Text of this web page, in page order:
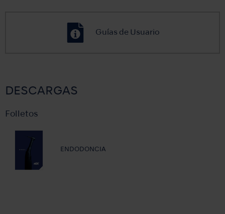
Guías de Usuario
DESCARGAS
Folletos
ENDODONCIA